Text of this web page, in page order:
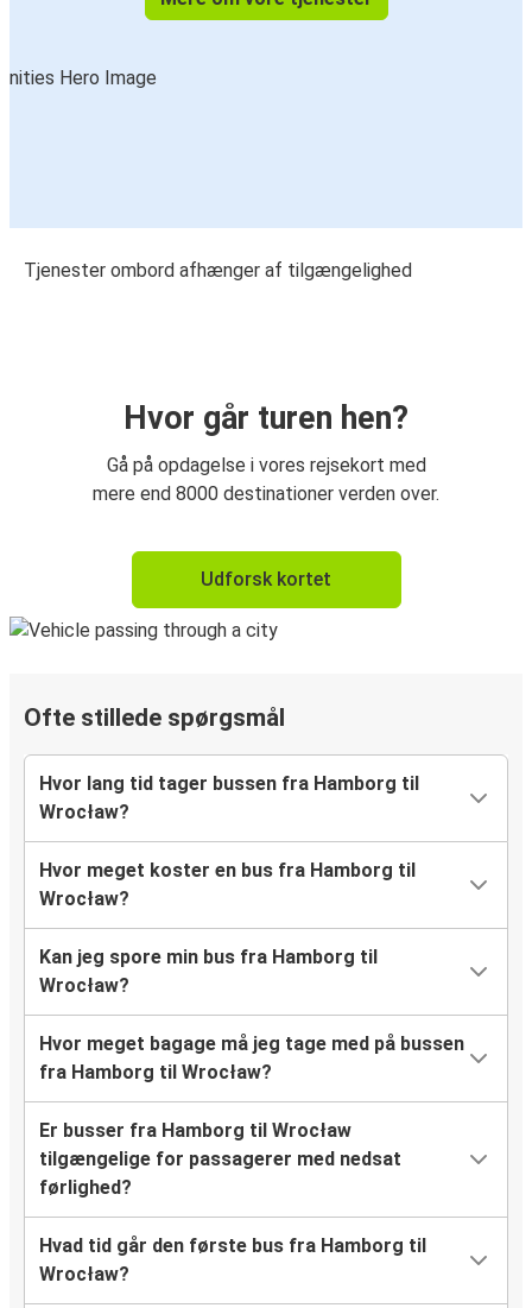
Tjenester ombord afhænger af tilgængelighed
Hvor går turen hen?
Gå på opdagelse i vores rejsekort med
mere end 8000 destinationer verden over.
Udforsk kortet
Ofte stillede spørgsmål
Hvor lang tid tager bussen fra Hamborg til
Wrocław?
Hvor meget koster en bus fra Hamborg til
Wrocław?
Kan jeg spore min bus fra Hamborg til
Wrocław?
Hvor meget bagage må jeg tage med på bussen
fra Hamborg til Wrocław?
Er busser fra Hamborg til Wrocław
tilgængelige for passagerer med nedsat
førlighed?
Hvad tid går den første bus fra Hamborg til
Wrocław?